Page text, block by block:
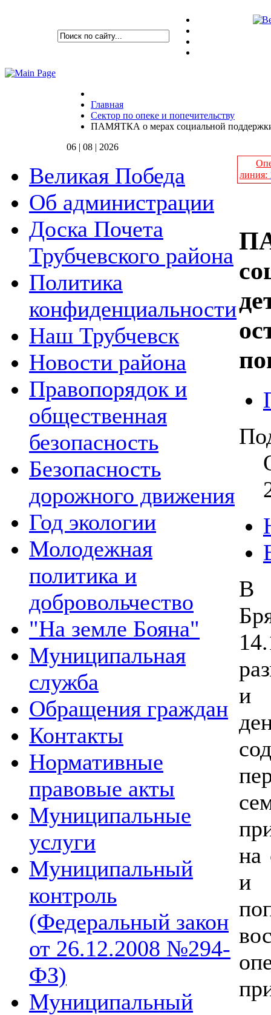
Главная
Сектор по опеке и попечительству
ПАМЯТКА о мерах социальной поддержки
06 | 08 | 2026
Великая Победа
Об администрации
Доска Почета
Трубчевского района
Политика
конфиденциальности
Наш Трубчевск
Новости района
Правопорядок и
общественная
безопасность
Безопасность
дорожного движения
Год экологии
Молодежная
политика и
добровольчество
"На земле Бояна"
Муниципальная
служба
Обращения граждан
Контакты
Нормативные
правовые акты
Муниципальные
услуги
Муниципальный
контроль
(Федеральный закон
от 26.12.2008 №294-
ФЗ)
Муниципальный
линия:
В
и
на
и